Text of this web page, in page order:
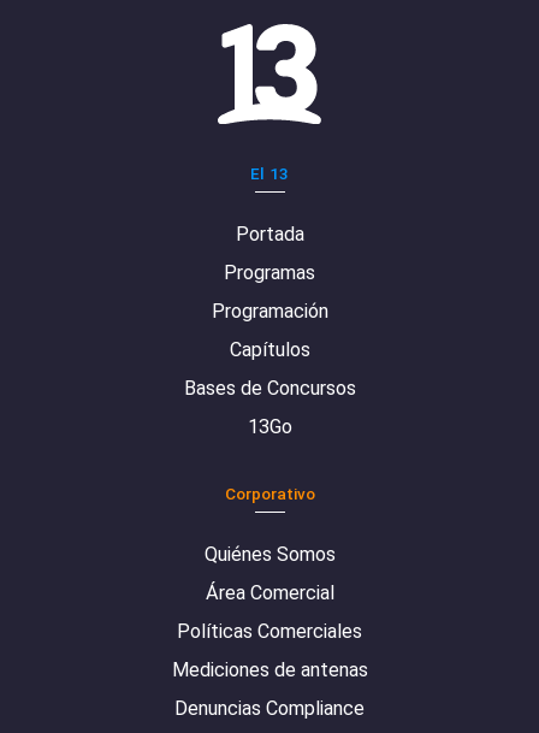
El 13
Portada
Programas
Programación
Capítulos
Bases de Concursos
13Go
Corporativo
Quiénes Somos
Área Comercial
Políticas Comerciales
Mediciones de antenas
Denuncias Compliance